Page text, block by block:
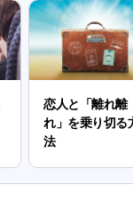
恋人と「離れ離
れ」を乗り切る
法